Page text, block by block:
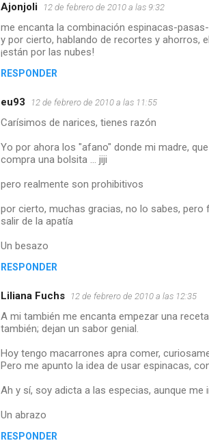
Ajonjoli 12 de febrero de 2010 a las 9:32
me encanta la combinación espinacas-
y por cierto, hablando de recortes y ahorros,
¡están por las nubes!
RESPONDER
eu93 12 de febrero de 2010 a las 11:55
Carísimos de narices, tienes razón
Yo por ahora los "afano" donde mi madre,
compra una bolsita ... jiji
pero realmente son prohibitivos
por cierto, muchas gracias, no lo sabes, pero
salir de la apatía
Un besazo
RESPONDER
Liliana Fuchs 12 de febrero de 2010 a las 12:35
A mi también me encanta empezar una
también; dejan un sabor genial.
Hoy tengo macarrones apra comer,
Pero me apunto la idea de usar espinacas,
Ah y sí, soy adicta a las especias, aunque
Un abrazo
RESPONDER